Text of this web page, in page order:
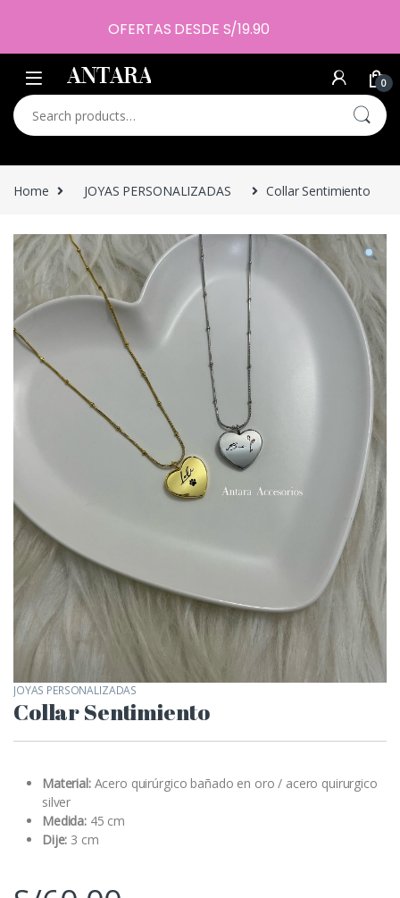
0
Search for:
Home JOYAS PERSONALIZADAS Collar Sentimiento
JOYAS PERSONALIZADAS
Collar Sentimiento
Material:Acero quirúrgico bañado en oro / acero quirurgico
silver
Medida: 45 cm
Dije: 3 cm
OFERTAS DESDE S/19.90